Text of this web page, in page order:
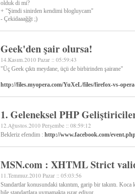
olduk di mi?
+ "Şimdi sinirden kendimi blogluycam"
- Çekidaaağğt ;)
Geek'den şair olursa!
14.Kasım.2010 Pazar :: 05:59:43
"Üç Geek çıktı meydane, üçü de birbirinden şairane"
http://files.myopera.com/YuXeL/files/firefox-vs-
1. Geleneksel PHP
12.Ağustos.2010 Perşembe :: 08:59:12
Bekleriz efendim : http://www.facebook.com/
MSN.com : XHTML Strict
11.Temmuz.2010 Pazar :: 05:03:56
Standartlar konusundaki takıntım, garip bir takıntı.
bile standartlara uymamakta ısrar ediyor.